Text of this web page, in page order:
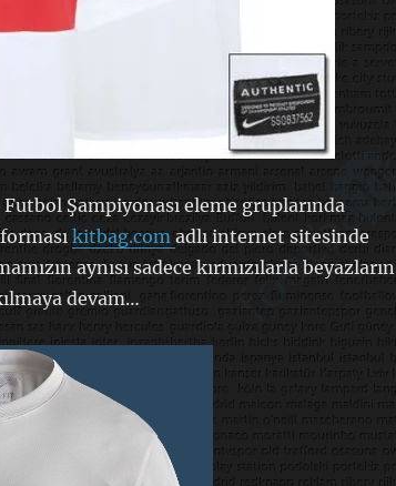
Şampiyonası eleme gruplarında
kitbag.com adlı internet sitesinde
aynısı sadece kırmızılarla beyazların
devam…